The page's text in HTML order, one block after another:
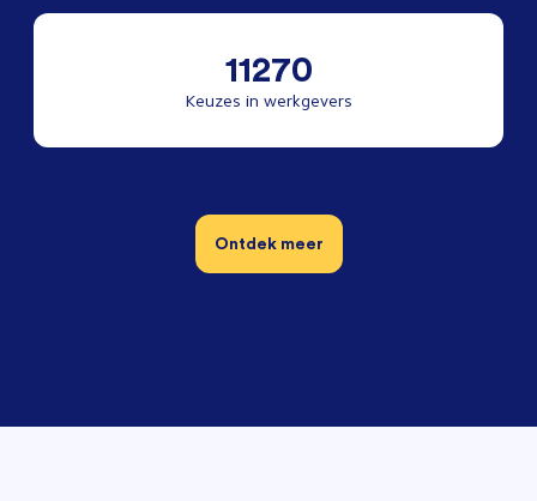
11270
Keuzes in werkgevers
Ontdek meer